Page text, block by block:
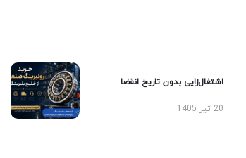
اشتغال‌زایی بدون تاریخ انقضا
20 تیر 1405